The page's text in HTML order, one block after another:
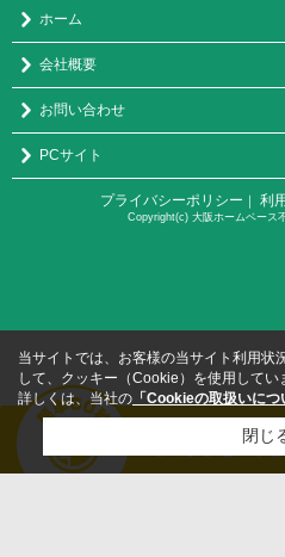
ホーム
会社概要
お問い合わせ
PCサイト
プライバシーポリシー ｜ 利
Copyright(c) 大阪ホームベース
当サイトでは、お客様の当サイト利用状
して、クッキー（Cookie）を使用してい
詳しくは、当社の 「Cookieの取扱いにつ
閉じ